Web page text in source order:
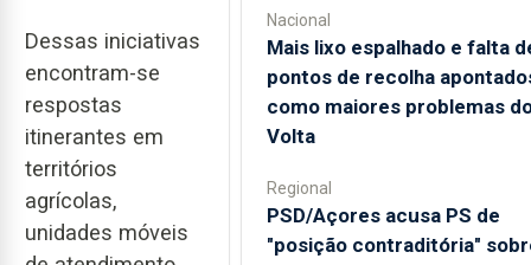
Dessas iniciativas
encontram-se
respostas
itinerantes em
territórios
agrícolas,
unidades móveis
Nacional
Mais lixo espalhado e falta
pontos de recolha
como maiores problemas
Volta
Regional
PSD/Açores acusa PS de
"posição contraditória"